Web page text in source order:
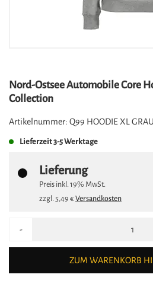
Nord-Ostsee Automobile Core
Collection
Artikelnummer: Q99 HOODIE XL GRAU
Lieferzeit3-5 Werktage
Lieferung
Preis inkl.19% MwSt.
zzgl. 5,49 €Versandkosten
-
ZUM WARENKORB